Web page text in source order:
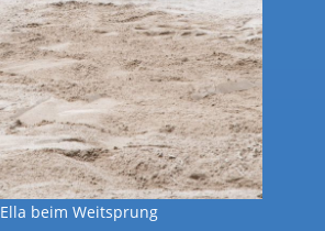
Ella beim Weitsprung